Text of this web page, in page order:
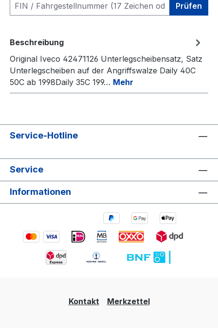
Prüfen
Beschreibung
Original Iveco 42471126 Unterlegscheibensatz, Satz
Unterlegscheiben auf der Angriffswalze Daily 40C
50C ab 1998Daily 35C 199… Mehr
Service-Hotline
Service
Informationen
Kontakt Merkzettel